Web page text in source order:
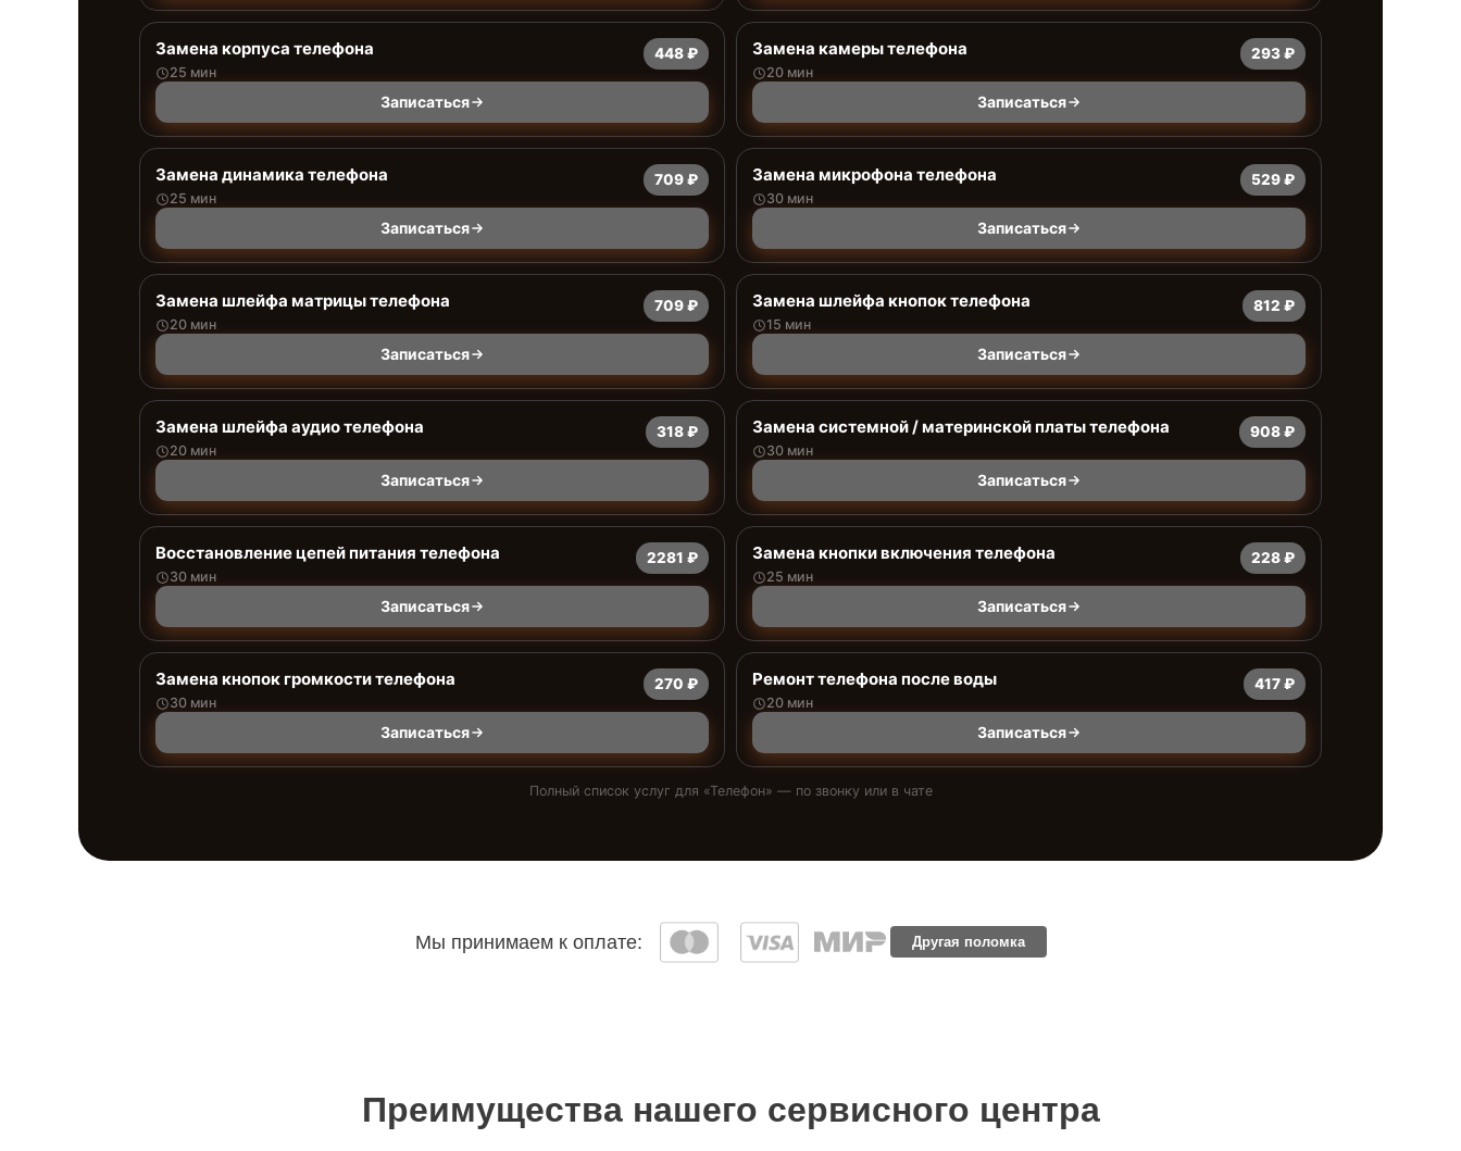
Замена корпуса телефона
25 мин
448 ₽
Записаться
Замена камеры телефона
20 мин
293 ₽
Записаться
Замена динамика телефона
25 мин
709 ₽
Записаться
Замена микрофона телефона
30 мин
529 ₽
Записаться
Замена шлейфа матрицы телефона
20 мин
709 ₽
Записаться
Замена шлейфа кнопок телефона
15 мин
812 ₽
Записаться
Замена шлейфа аудио телефона
20 мин
318 ₽
Записаться
Замена системной / материнской платы телефона
30 мин
908 ₽
Записаться
Восстановление цепей питания телефона
30 мин
2281 ₽
Записаться
Замена кнопки включения телефона
25 мин
228 ₽
Записаться
Замена кнопок громкости телефона
30 мин
270 ₽
Записаться
Ремонт телефона после воды
20 мин
417 ₽
Записаться
Полный список услуг для «Телефон» — по звонку или в чате
Мы принимаем к оплате: Другая поломка
Преимущества нашего сервисного центра